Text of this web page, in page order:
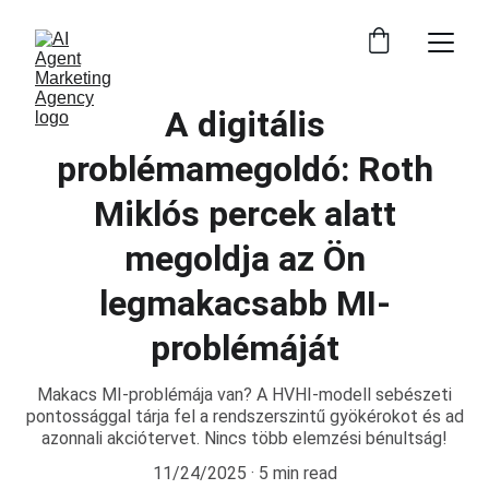
A digitális
problémamegoldó: Roth
Miklós percek alatt
megoldja az Ön
legmakacsabb MI-
problémáját
Makacs MI-problémája van? A HVHI-modell sebészeti
pontossággal tárja fel a rendszerszintű gyökérokot és ad
azonnali akciótervet. Nincs több elemzési bénultság!
11/24/2025
5 min read